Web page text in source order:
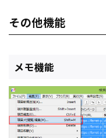
その他機能
メモ機能